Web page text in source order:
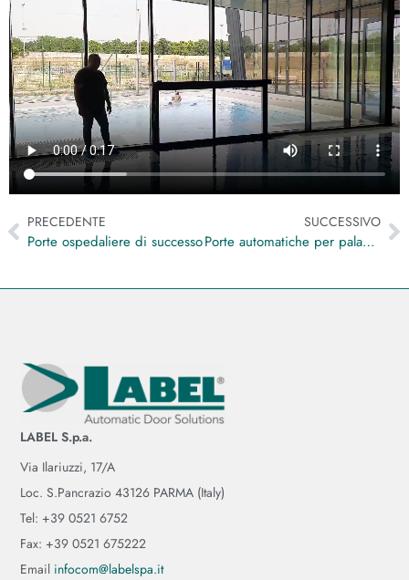
PRECEDENTE
Porte ospedaliere di successo
SUCCESSIVO
Porte automatiche per palazzi d’epoca
LABEL S.p.a.
Via Ilariuzzi, 17/A
Loc. S.Pancrazio 43126 PARMA (Italy)
Tel: +39 0521 6752
Fax: +39 0521 675222
Email infocom@labelspa.it